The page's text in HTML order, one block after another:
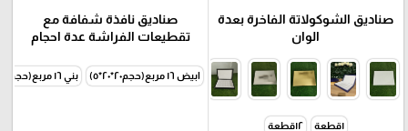
صناديق الشوكولاتة الفاخرة بعدة
الوان
١قطعة ١٢قطعة
صناديق نافذة شفافة مع
تقطيعات الفراشة عدة احجام
ابيض ١٦ مربع(حجم٢٠*٢٠*٥) بني ١٦ مربع(حجم٢٠*٢٠*٥)